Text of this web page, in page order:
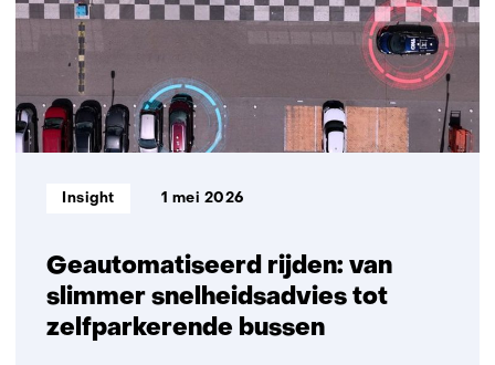
de
elektrische
auto
Geautomatiseerd rijden: van
slimmer snelheidsadvies tot
zelfparkerende bussen
Informatietype:
Insight 1 mei 2026